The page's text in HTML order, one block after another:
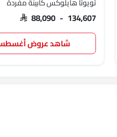
SAR 88,090 - 134,607
شاهد عروض